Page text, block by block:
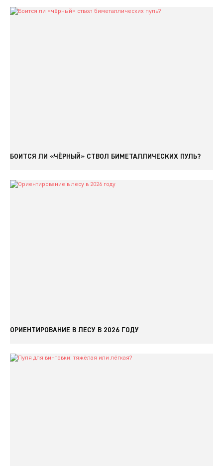
БОИТСЯ ЛИ «ЧЁРНЫЙ» СТВОЛ БИМЕТАЛЛИЧЕСКИХ ПУЛЬ?
ОРИЕНТИРОВАНИЕ В ЛЕСУ В 2026 ГОДУ